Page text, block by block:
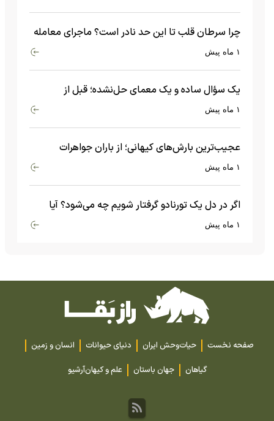
چرا سرطان قلب تا این حد نادر است؟ ماجرای معامله
عجیبی که در بدن اتفاق می‌افتد!۱ ماه پیش
یک سؤال ساده و یک معمای حل‌نشده؛ قبل از
بیگ‌بنگ و آغاز جهان چه چیزی وجود داشت؟۱ ماه پیش
عجیب‌ترین بارش‌های کیهانی؛ از باران جواهرات
گران‌قیمت تا بارش آهن و شیشه۱ ماه پیش
اگر در دل یک تورنادو گرفتار شویم چه می‌شود؟ آیا
امکان زنده ماندن وجود دارد؟۱ ماه پیش
صفحه نخست حیات‌وحش ایران دنیای حیوانات
انسان و زمین
گیاهان
جهان باستان علم و کیهانآرشیو